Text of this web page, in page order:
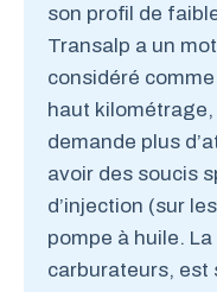
son profil de
Transalp a un
considéré
haut
demande plus
avoir des soucis
d’injection (sur
pompe à huile.
carburateurs, est